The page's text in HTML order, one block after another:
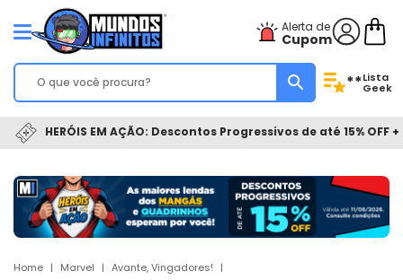
Alerta de
Cupom
**Lista
Geek
HERÓIS EM AÇÃO: Descontos Progressivos de até 15% OFF
Home | Marvel | Avante, Vingadores!
|